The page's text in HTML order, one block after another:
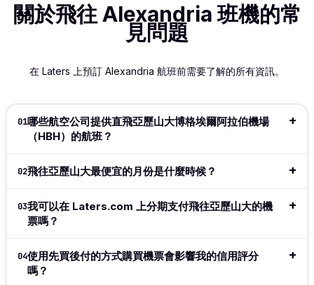
everything,
flexibility
super-easy
to navigate
extremely
intuitive.
Definitely
for all my
travel from
閱讀完整評
really
love that I
the cost
of my
This is
great
especially
haul
flights.
閱讀完整
responsive
customer
support.
process
was smooth
free. Highly
recommend!
there are
many
Fairly has
become
to' since
it
flexible
see the
buy
pay
to
for
論→
關於飛往 Alexandria 班機的常
見問題
在 Laters 上預訂 Alexandria 航班前需要了解的所有資訊。
01哪些航空公司提供直飛亞歷山大博格埃爾阿拉伯機場
（HBH）的航班？
02飛往亞歷山大最便宜的月份是什麼時候？
03我可以在 Laters.com 上分期支付飛往亞歷山大的機
票嗎？
04使用先買後付的方式購買機票會影響我的信用評分
嗎？